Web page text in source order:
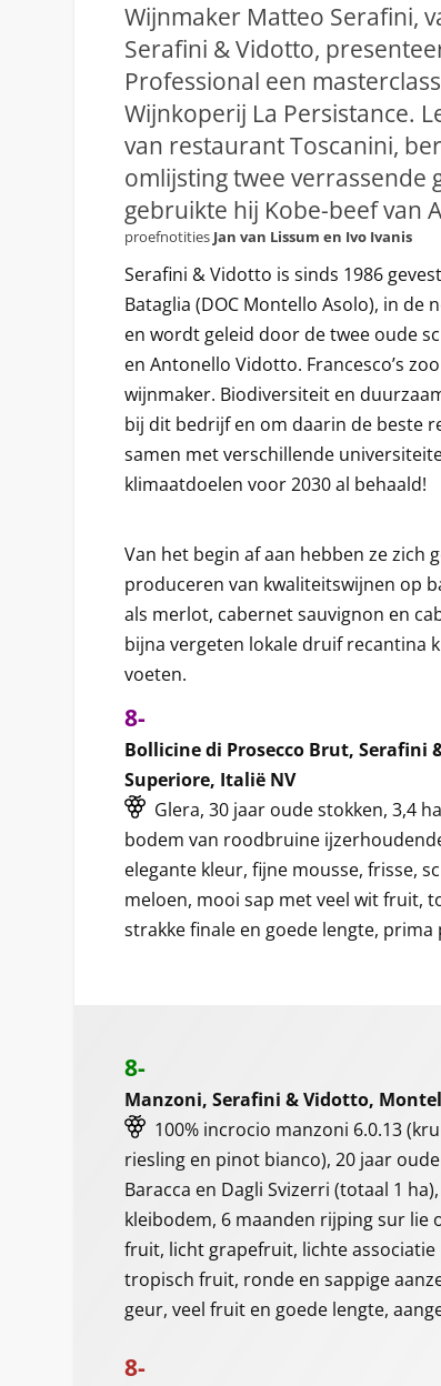
Wijnmaker Matteo Serafini,
Serafini & Vidotto,
Professional een
Wijnkoperij La Persistance.
van restaurant Toscanini,
omlijsting twee verrassende
gebruikte hij Kobe-beef van
proefnotities Jan van Lissum en Ivo Ivanis
Serafini & Vidotto is sinds 1986
Bataglia (DOC Montello Asolo), in
en wordt geleid door de twee oude
en Antonello Vidotto. Francesco’s
wijnmaker. Biodiversiteit en
bij dit bedrijf en om daarin de beste
samen met verschillende
klimaatdoelen voor 2030 al behaald!
Van het begin af aan hebben ze zich
produceren van kwaliteitswijnen op
als merlot, cabernet sauvignon en
bijna vergeten lokale druif recantina
voeten.
8-
Bollicine di Prosecco Brut, Serafini
Superiore, Italië NV
Glera, 30 jaar oude stokken, 3,4
bodem van roodbruine
elegante kleur, fijne mousse, frisse,
meloen, mooi sap met veel wit fruit,
strakke finale en goede lengte, prima
8-
Manzoni, Serafini & Vidotto,
100% incrocio manzoni 6.0.13
riesling en pinot bianco), 20 jaar
Baracca en Dagli Svizerri (totaal 1
kleibodem, 6 maanden rijping sur lie
fruit, licht grapefruit, lichte
tropisch fruit, ronde en sappige
geur, veel fruit en goede lengte,
8-